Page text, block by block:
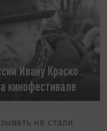
Ивану Краско
кинофестивале
не стали.